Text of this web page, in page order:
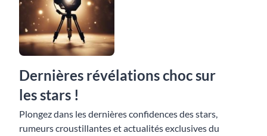
Dernières révélations choc sur
les stars !
Plongez dans les dernières confidences des stars,
rumeurs croustillantes et actualités exclusives du